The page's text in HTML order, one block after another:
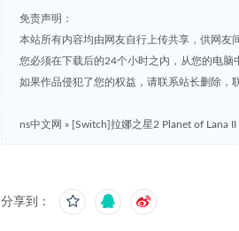
免责声明：
本站所有内容均由网友自行上传共享，供网友
您必须在下载后的24个小时之内，从您的电脑
如果作品侵犯了您的权益，请联系站长删除，
ns中文网 » [Switch]拉娜之星2 Planet of Lana
分享到：